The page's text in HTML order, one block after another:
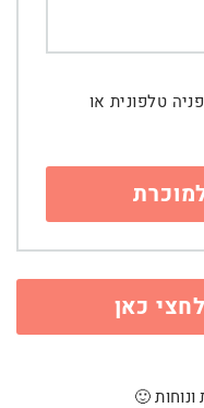
טלפונית או
כאן